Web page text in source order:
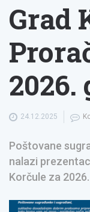
Grad
2026.
24.12.2025
Poštovane
nalazi
Korčule za